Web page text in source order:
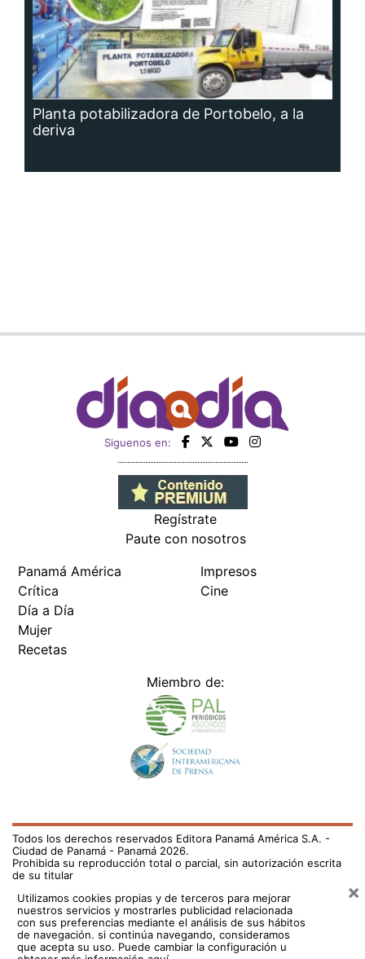
Planta potabilizadora de Portobelo, a la
deriva
Siguenos en:
Regístrate
Paute con nosotros
Panamá América
Crítica
Día a Día
Mujer
Recetas
Impresos
Cine
Miembro de:
Todos los derechos reservados Editora Panamá América S.A. -
Ciudad de Panamá - Panamá 2026.
Prohibida su reproducción total o parcial, sin autorización escrita
de su titular
Utilizamos cookies propias y de terceros para mejorar
nuestros servicios y mostrarles publicidad relacionada
con sus preferencias mediante el análisis de sus hábitos
de navegación. si continúa navegando, consideramos
que acepta su uso. Puede cambiar la configuración u
×